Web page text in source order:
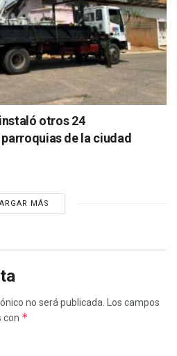
otros 24
de la ciudad
MÁS
no será publicada.
Los campos
con *